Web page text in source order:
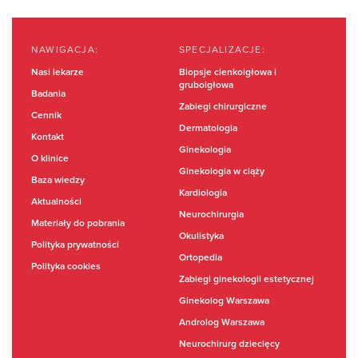
NAWIGACJA:
Nasi lekarze
Badania
Cennik
Kontakt
O klinice
Baza wiedzy
Aktualności
Materiały do pobrania
Polityka prywatności
Polityka cookies
SPECJALIZACJE:
Biopsje cienkoigłowa i
gruboigłowa
Zabiegi chirurgiczne
Dermatologia
Ginekologia
Ginekologia w ciąży
Kardiologia
Neurochirurgia
Okulistyka
Ortopedia
Zabiegi ginekologii estetycznej
Ginekolog Warszawa
Androlog Warszawa
Neurochirurg dziecięcy